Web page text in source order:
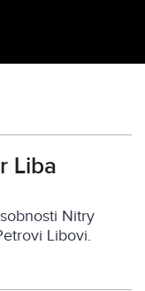
Liba
Nitry
Libovi.